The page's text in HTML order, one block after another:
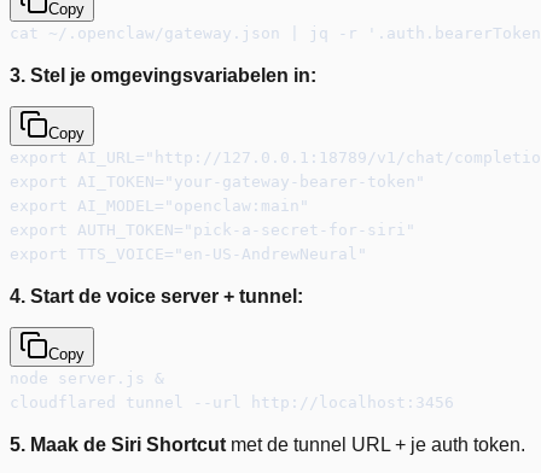
Copy
cat ~/.openclaw/gateway.json | jq -r
3. Stel je omgevingsvariabelen in:
Copy
export AI_URL="http://127.0.0.1:18789/v1/chat/
export AI_TOKEN="your-gateway-bearer-token"
export AI_MODEL="openclaw:main"
export AUTH_TOKEN="pick-a-secret-for-siri"
export TTS_VOICE="en-US-AndrewNeural"
4. Start de voice server + tunnel:
Copy
node server.js &
cloudflared tunnel --url http://localhost:3456
5. Maak de Siri Shortcut met de tunnel URL + je auth token.